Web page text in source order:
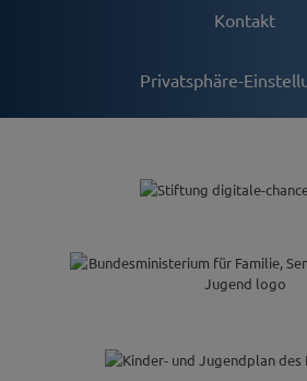
Kontakt
Privatsphäre-